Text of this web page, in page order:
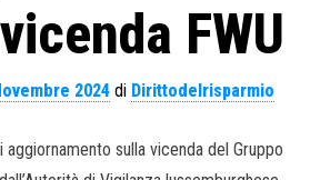
FWU
2024 di Dirittodelrisparmio
aggiornamento sulla vicenda del Gruppo